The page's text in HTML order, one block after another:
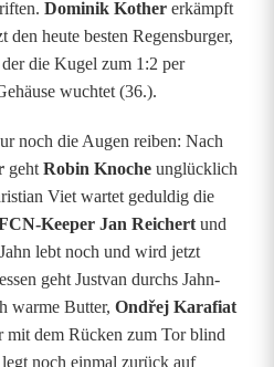
Dominik Kother erkämpft
den heute besten Regensburger,
die Kugel zum 1:2 per
wuchtet (36.).
noch die Augen reiben: Nach
geht Robin Knoche unglücklich
Viet wartet geduldig die
Keeper Jan Reichert und
lebt noch und wird jetzt
geht Justvan durchs Jahn-
warme Butter, Ondřej Karafiat
mit dem Rücken zum Tor blind
legt noch einmal zurück auf